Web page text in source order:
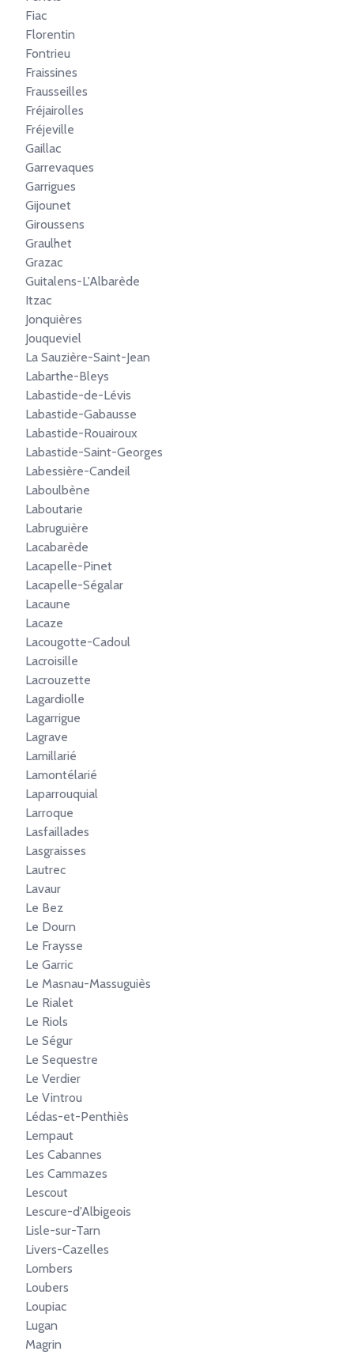
Fiac
Florentin
Fontrieu
Fraissines
Frausseilles
Fréjairolles
Fréjeville
Gaillac
Garrevaques
Garrigues
Gijounet
Giroussens
Graulhet
Grazac
Guitalens-L'Albarède
Itzac
Jonquières
Jouqueviel
La Sauzière-Saint-Jean
Labarthe-Bleys
Labastide-de-Lévis
Labastide-Gabausse
Labastide-Rouairoux
Labastide-Saint-Georges
Labessière-Candeil
Laboulbène
Laboutarie
Labruguière
Lacabarède
Lacapelle-Pinet
Lacapelle-Ségalar
Lacaune
Lacaze
Lacougotte-Cadoul
Lacroisille
Lacrouzette
Lagardiolle
Lagarrigue
Lagrave
Lamillarié
Lamontélarié
Laparrouquial
Larroque
Lasfaillades
Lasgraisses
Lautrec
Lavaur
Le Bez
Le Dourn
Le Fraysse
Le Garric
Le Masnau-Massuguiès
Le Rialet
Le Riols
Le Ségur
Le Sequestre
Le Verdier
Le Vintrou
Lédas-et-Penthiès
Lempaut
Les Cabannes
Les Cammazes
Lescout
Lescure-d'Albigeois
Lisle-sur-Tarn
Livers-Cazelles
Lombers
Loubers
Loupiac
Lugan
Magrin